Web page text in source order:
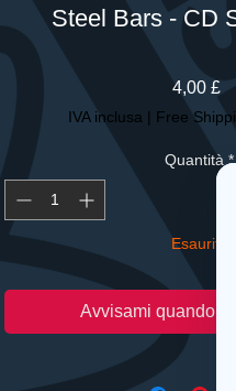
Steel Bars - CD
4,00 £
IVA inclusa | Free
Quantità *
Esaurito
Avvisami quando è